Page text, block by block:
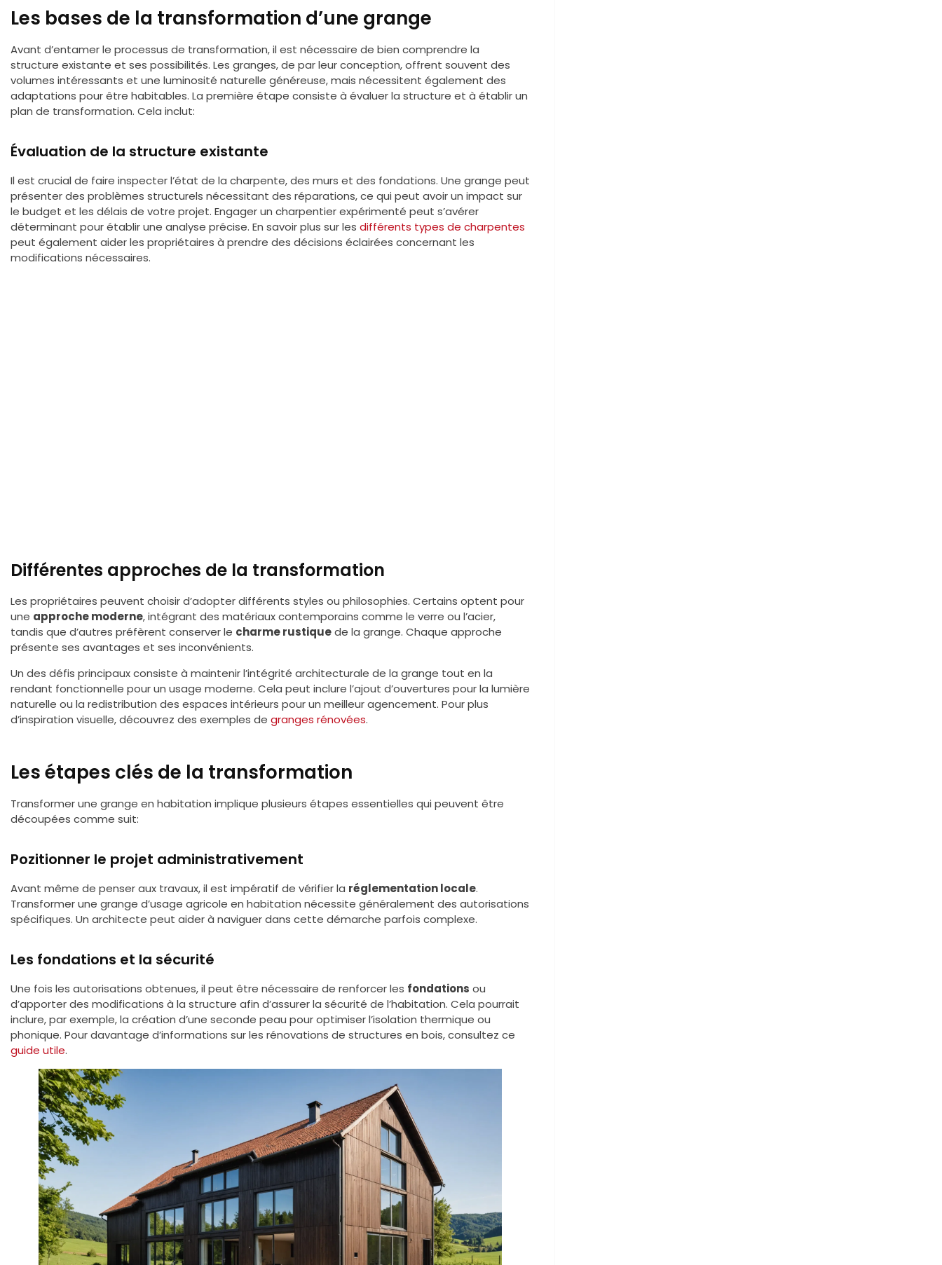
Les bases de la transformation d’une grange
Avant d’entamer le processus de transformation, il est nécessaire de bien comprendre la
structure existante et ses possibilités. Les granges, de par leur conception, offrent souvent des
volumes intéressants et une luminosité naturelle généreuse, mais nécessitent également des
adaptations pour être habitables. La première étape consiste à évaluer la structure et à établir un
plan de transformation. Cela inclut:
Évaluation de la structure existante
Il est crucial de faire inspecter l’état de la charpente, des murs et des fondations. Une grange peut
présenter des problèmes structurels nécessitant des réparations, ce qui peut avoir un impact sur
le budget et les délais de votre projet. Engager un charpentier expérimenté peut s’avérer
déterminant pour établir une analyse précise. En savoir plus sur les différents types de charpentes
peut également aider les propriétaires à prendre des décisions éclairées concernant les
modifications nécessaires.
Différentes approches de la transformation
Les propriétaires peuvent choisir d’adopter différents styles ou philosophies. Certains optent pour
une approche moderne, intégrant des matériaux contemporains comme le verre ou l’acier,
tandis que d’autres préfèrent conserver le charme rustiquede la grange. Chaque approche
présente ses avantages et ses inconvénients.
Un des défis principaux consiste à maintenir l’intégrité architecturale de la grange tout en la
rendant fonctionnelle pour un usage moderne. Cela peut inclure l’ajout d’ouvertures pour la lumière
naturelle ou la redistribution des espaces intérieurs pour un meilleur agencement. Pour plus
d’inspiration visuelle, découvrez des exemples de granges rénovées.
Les étapes clés de la transformation
Transformer une grange en habitation implique plusieurs étapes essentielles qui peuvent être
découpées comme suit:
Pozitionner le projet administrativement
Avant même de penser aux travaux, il est impératif de vérifier la réglementation locale.
Transformer une grange d’usage agricole en habitation nécessite généralement des autorisations
spécifiques. Un architecte peut aider à naviguer dans cette démarche parfois complexe.
Les fondations et la sécurité
Une fois les autorisations obtenues, il peut être nécessaire de renforcer les fondations ou
d’apporter des modifications à la structure afin d’assurer la sécurité de l’habitation. Cela pourrait
inclure, par exemple, la création d’une seconde peau pour optimiser l’isolation thermique ou
phonique. Pour davantage d’informations sur les rénovations de structures en bois, consultez ce
guide utile.